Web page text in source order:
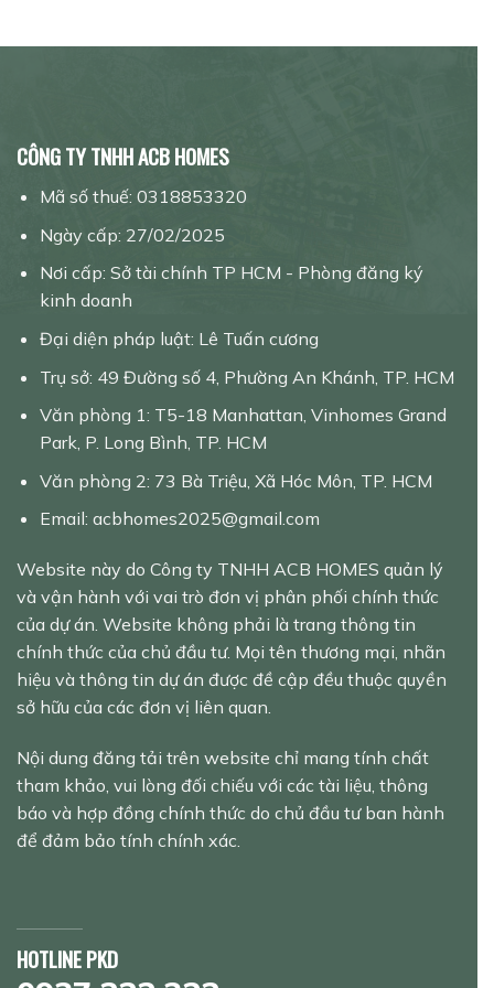
CÔNG TY TNHH АСВ HOMES
Mã số thuế: 0318853320
Ngày cấp: 27/02/2025
Nơi cấp: Sở tài chính TP HCM - Phòng đăng ký
kinh doanh
Đại diện pháp luật: Lê Tuấn cương
Trụ sở: 49 Đường số 4, Phường An Khánh, TP. HCM
Văn phòng 1: T5-18 Manhattan, Vinhomes Grand
Park, P. Long Bình, TP. HCM
Văn phòng 2: 73 Bà Triệu, Xã Hóc Môn, TP. HCM
Email: acbhomes2025@gmail.com
Website này do Công ty TNHH ACB HOMES quản lý
và vận hành với vai trò đơn vị phân phối chính thức
của dự án. Website không phải là trang thông tin
chính thức của chủ đầu tư. Mọi tên thương mại, nhãn
hiệu và thông tin dự án được đề cập đều thuộc quyền
sở hữu của các đơn vị liên quan.
Nội dung đăng tải trên website chỉ mang tính chất
tham khảo, vui lòng đối chiếu với các tài liệu, thông
báo và hợp đồng chính thức do chủ đầu tư ban hành
để đảm bảo tính chính xác.
HOTLINE PKD